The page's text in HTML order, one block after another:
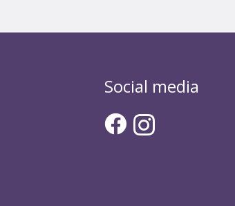
Social media